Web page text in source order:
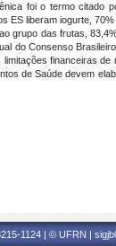
foi o termo
liberam iogurte,
grupo das frutas,
do Consenso
financeiras
de Saúde devem
1124 | © UFRN |